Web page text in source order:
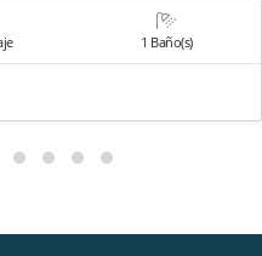
1 Baño(s)